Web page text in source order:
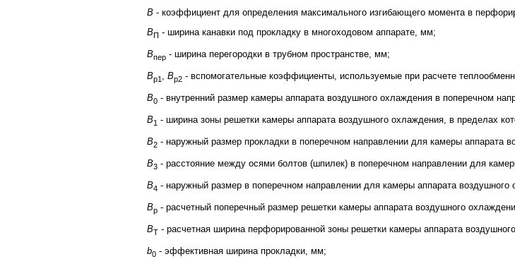
B - коэффициент для определения максимального изгибающего момента в
BП - ширина канавки под прокладку в многоходовом аппарате, мм;
Bпер - ширина перегородки в трубном пространстве, мм;
Bр1 Bр2 - вспомогательные коэффициенты, используемые при расчете
B0 - внутренний размер камеры аппарата воздушного охлаждения в поперечном
B1 - ширина зоны решетки камеры аппарата воздушного охлаждения, в пределах
B2 - наружный размер прокладки в поперечном направлении для камеры аппарата
B3 - расстояние между осями болтов (шпилек) в поперечном направлении для
B4 - наружный размер в поперечном направлении для камеры аппарата воздушного
Bр - расчетный поперечный размер решетки камеры аппарата воздушного
BT - расчетная ширина перфорированной зоны решетки камеры аппарата
b0 - эффективная ширина прокладки, мм;